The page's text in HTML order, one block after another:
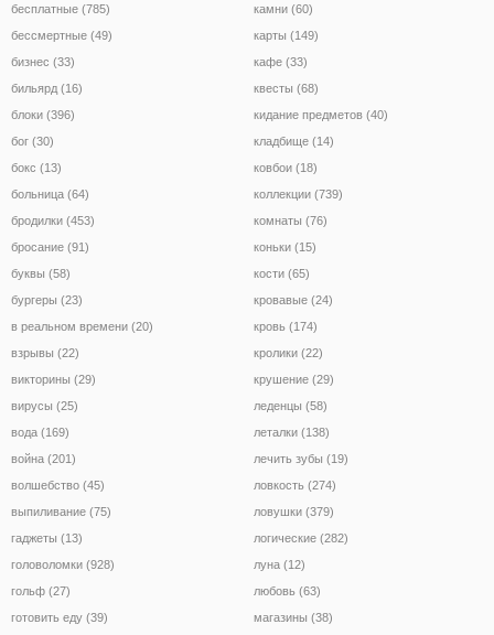
бесплатные (785)
бессмертные (49)
бизнес (33)
бильярд (16)
блоки (396)
бог (30)
бокс (13)
больница (64)
бродилки (453)
бросание (91)
буквы (58)
бургеры (23)
в реальном времени (20)
взрывы (22)
викторины (29)
вирусы (25)
вода (169)
война (201)
волшебство (45)
выпиливание (75)
гаджеты (13)
головоломки (928)
гольф (27)
готовить еду (39)
камни (60)
карты (149)
кафе (33)
квесты (68)
кидание предметов (40)
кладбище (14)
ковбои (18)
коллекции (739)
комнаты (76)
коньки (15)
кости (65)
кровавые (24)
кровь (174)
кролики (22)
крушение (29)
леденцы (58)
леталки (138)
лечить зубы (19)
ловкость (274)
ловушки (379)
логические (282)
луна (12)
любовь (63)
магазины (38)